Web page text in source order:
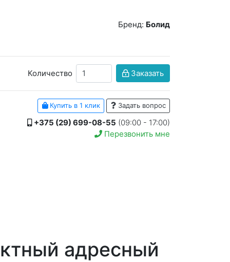
Бренд: Болид
Количество Заказать
Купить в 1 клик Задать вопрос
+375 (29) 699-08-55 (09:00 - 17:00)
Перезвонить мне
адресный